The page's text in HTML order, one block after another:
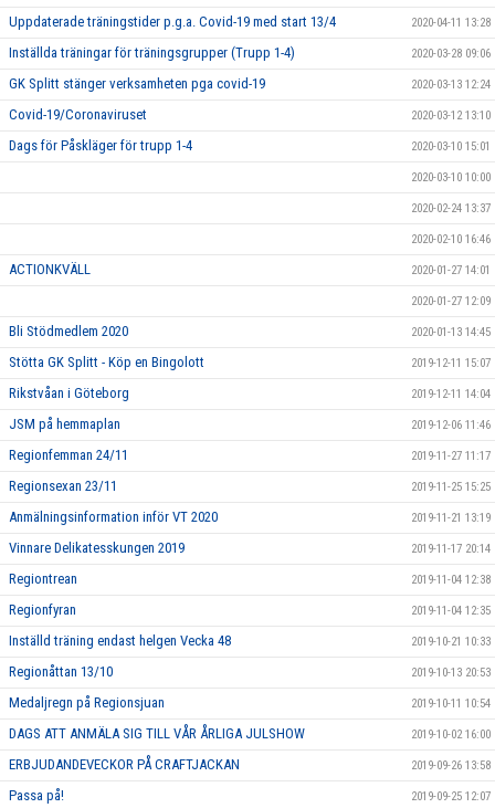
Uppdaterade träningstider p.g.a. Covid-19 med start 13/4 2020-04-11 13:28
Inställda träningar för träningsgrupper (Trupp 1-4) 2020-03-28 09:06
GK Splitt stänger verksamheten pga covid-19 2020-03-13 12:24
Covid-19/Coronaviruset 2020-03-12 13:10
Dags för Påskläger för trupp 1-4 2020-03-10 15:01
2020-03-10 10:00
2020-02-24 13:37
2020-02-10 16:46
ACTIONKVÄLL 2020-01-27 14:01
2020-01-27 12:09
Bli Stödmedlem 2020 2020-01-13 14:45
Stötta GK Splitt - Köp en Bingolott 2019-12-11 15:07
Rikstvåan i Göteborg 2019-12-11 14:04
JSM på hemmaplan 2019-12-06 11:46
Regionfemman 24/11 2019-11-27 11:17
Regionsexan 23/11 2019-11-25 15:25
Anmälningsinformation inför VT 2020 2019-11-21 13:19
Vinnare Delikatesskungen 2019 2019-11-17 20:14
Regiontrean 2019-11-04 12:38
Regionfyran 2019-11-04 12:35
Inställd träning endast helgen Vecka 48 2019-10-21 10:33
Regionåttan 13/10 2019-10-13 20:53
Medaljregn på Regionsjuan 2019-10-11 10:54
DAGS ATT ANMÄLA SIG TILL VÅR ÅRLIGA JULSHOW 2019-10-02 16:00
ERBJUDANDEVECKOR PÅ CRAFTJACKAN 2019-09-26 13:58
Passa på! 2019-09-25 12:07